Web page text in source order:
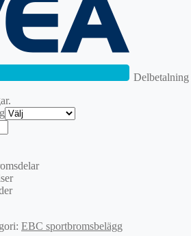
Delbetalning
EBC sportbromsbelägg